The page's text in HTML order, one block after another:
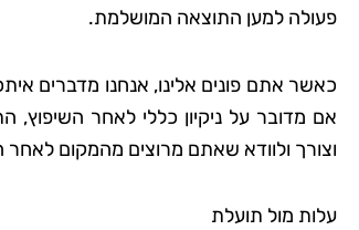
פעולה למען התוצאה המושלמת.
כאשר אתם פונים אלינו, אנחנו מדברים
אם מדובר על ניקיון כללי לאחר השיפוץ,
וצורך ולוודא שאתם מרוצים מהמקום לאחר
עלות מול תועלת